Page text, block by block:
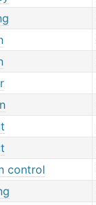
control